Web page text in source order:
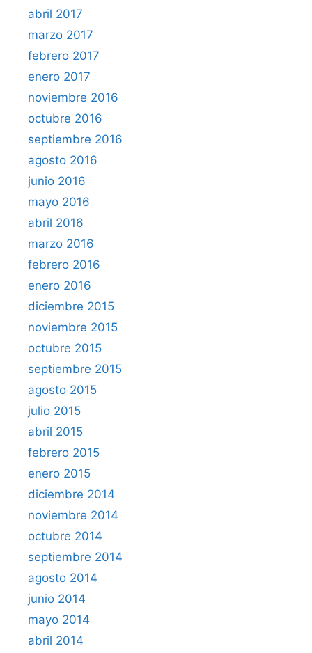
abril 2017
marzo 2017
febrero 2017
enero 2017
noviembre 2016
octubre 2016
septiembre 2016
agosto 2016
junio 2016
mayo 2016
abril 2016
marzo 2016
febrero 2016
enero 2016
diciembre 2015
noviembre 2015
octubre 2015
septiembre 2015
agosto 2015
julio 2015
abril 2015
febrero 2015
enero 2015
diciembre 2014
noviembre 2014
octubre 2014
septiembre 2014
agosto 2014
junio 2014
mayo 2014
abril 2014